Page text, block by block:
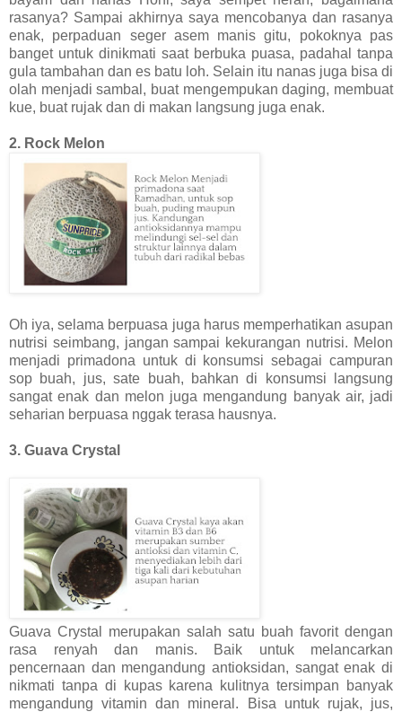
rasanya? Sampai akhirnya saya mencobanya dan rasanya
enak, perpaduan seger asem manis gitu, pokoknya pas
banget untuk dinikmati saat berbuka puasa, padahal tanpa
gula tambahan dan es batu loh. Selain itu nanas juga bisa di
olah menjadi sambal, buat mengempukan daging, membuat
kue, buat rujak dan di makan langsung juga enak.
2. Rock Melon
Oh iya, selama berpuasa juga harus memperhatikan asupan
nutrisi seimbang, jangan sampai kekurangan nutrisi. Melon
menjadi primadona untuk di konsumsi sebagai campuran
sop buah, jus, sate buah, bahkan di konsumsi langsung
sangat enak dan melon juga mengandung banyak air, jadi
seharian berpuasa nggak terasa hausnya.
3. Guava Crystal
Guava Crystal merupakan salah satu buah favorit dengan
rasa renyah dan manis. Baik untuk melancarkan
pencernaan dan mengandung antioksidan, sangat enak di
nikmati tanpa di kupas karena kulitnya tersimpan banyak
mengandung vitamin dan mineral. Bisa untuk rujak, jus,